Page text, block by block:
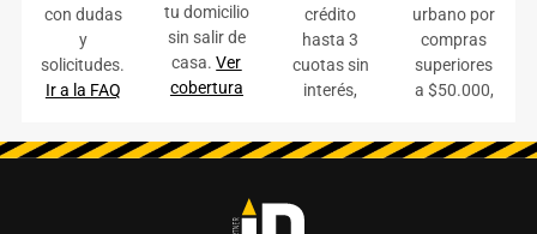
con dudas
y
solicitudes.
Ir a la FAQ
tu domicilio
sin salir de
casa.Ver
cobertura
crédito
hasta 3
cuotas sin
interés,
urbano por
compras
superiores
a $50.000,